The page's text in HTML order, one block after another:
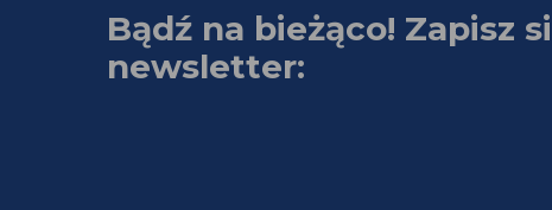
Bądź na bieżąco! Zapisz
newsletter: